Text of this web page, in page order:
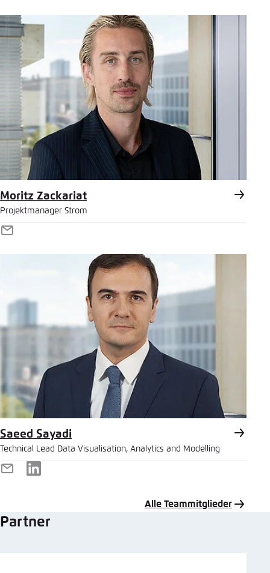
Moritz Zackariat
Projektmanager Strom
E-
Mail
Saeed Sayadi
Technical Lead Data Visualisation, Analytics and Modelling
E-
LinkedIn
Alle Teammitglieder
Partner